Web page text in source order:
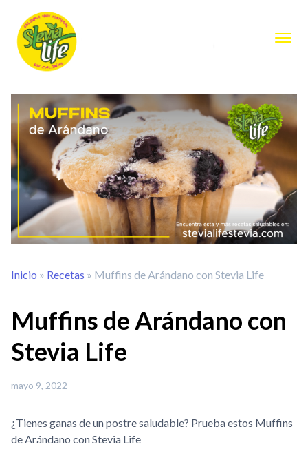
Inicio » Recetas » Muffins de Arándano con Stevia Life
Muffins de Arándano con
Stevia Life
mayo 9, 2022
¿Tienes ganas de un postre saludable? Prueba estos Muffins
de Arándano con Stevia Life